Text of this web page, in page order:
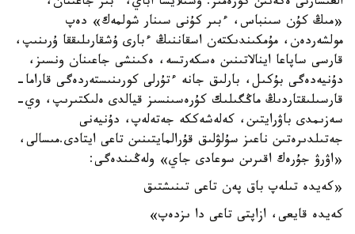
«مىڭ كۇن سىنباس، ءبىر كۇنى سىنار شولمەك» دەپ
مولشەردەن، مۇمكىندىكتەن اسقاننىڭ ءبارى ۇشقارىلىققا ۇرىنىپ،
قارسى ساپاعا اينالاتىنىن ەسكەرتسە، ەكىنشى جاعىنان ونسىز،
دۇنيەدەگى بۇكىل، بارلىق جانە ءتۇرلى كورىنىستەردەگى قاراما-
قارسىلىقتاردىڭ ماڭگىلىك كۇرەسىنسىز قيالدى ەلىكتىرىپ، وي-
سەزىمدى باۋرايتىن، كەلەشەككە جەتەلەپ، دۇنيەنى
جەتىلدىرەتىن ناعىز سۇلۋلىق قۇرالمايتىنىن تاعى ايتادى.مىسالى،
«اۋرۋ جۇرەك اقىرىن سوعادى جاي» ولەڭىندەگى:
«كەيدە تىلەپ باق پەن تاعى تىنىشتىق
كەيدە قايعى، ازاپتى تاعى دا ىزدەپ»